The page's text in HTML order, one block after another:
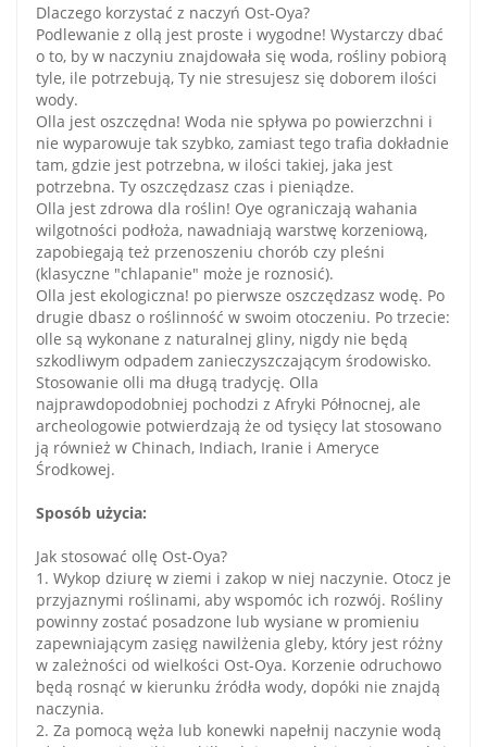
Dlaczego korzystać z naczyń Ost-Oya?
Podlewanie z ollą jest proste i wygodne! Wystarczy dbać
o to, by w naczyniu znajdowała się woda, rośliny pobiorą
tyle, ile potrzebują, Ty nie stresujesz się doborem ilości
wody.
Olla jest oszczędna! Woda nie spływa po powierzchni i
nie wyparowuje tak szybko, zamiast tego trafia dokładnie
tam, gdzie jest potrzebna, w ilości takiej, jaka jest
potrzebna. Ty oszczędzasz czas i pieniądze.
Olla jest zdrowa dla roślin! Oye ograniczają wahania
wilgotności podłoża, nawadniają warstwę korzeniową,
zapobiegają też przenoszeniu chorób czy pleśni
(klasyczne "chlapanie" może je roznosić).
Olla jest ekologiczna! po pierwsze oszczędzasz wodę. Po
drugie dbasz o roślinność w swoim otoczeniu. Po trzecie:
olle są wykonane z naturalnej gliny, nigdy nie będą
szkodliwym odpadem zanieczyszczającym środowisko.
Stosowanie olli ma długą tradycję. Olla
najprawdopodobniej pochodzi z Afryki Północnej, ale
archeologowie potwierdzają że od tysięcy lat stosowano
ją również w Chinach, Indiach, Iranie i Ameryce
Środkowej.
Sposób użycia:
Jak stosować ollę Ost-Oya?
1. Wykop dziurę w ziemi i zakop w niej naczynie. Otocz je
przyjaznymi roślinami, aby wspomóc ich rozwój. Rośliny
powinny zostać posadzone lub wysiane w promieniu
zapewniającym zasięg nawilżenia gleby, który jest różny
w zależności od wielkości Ost-Oya. Korzenie odruchowo
będą rosnąć w kierunku źródła wody, dopóki nie znajdą
naczynia.
2. Za pomocą węża lub konewki napełnij naczynie wodą